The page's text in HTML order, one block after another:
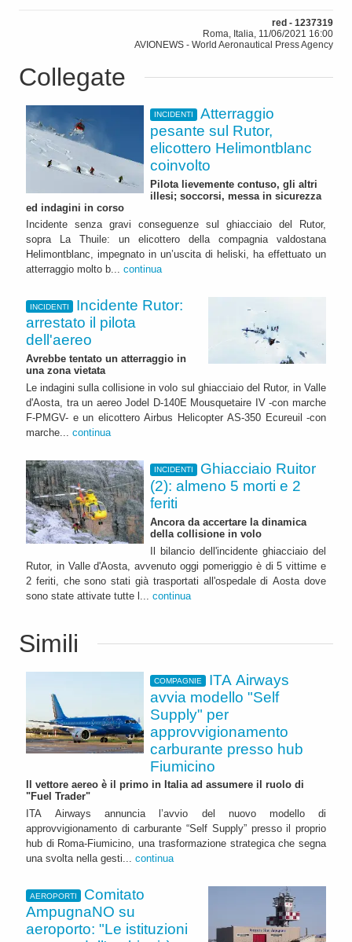
red - 1237319
Roma, Italia, 11/06/2021 16:00
AVIONEWS - World Aeronautical Press Agency
Collegate
INCIDENTI
Atterraggio
pesante sul Rutor,
elicottero Helimontblanc
coinvolto
Pilota lievemente contuso, gli altri
illesi; soccorsi, messa in sicurezza
ed indagini in corso
Incidente senza gravi conseguenze sul ghiacciaio del Rutor,
sopra La Thuile: un elicottero della compagnia valdostana
Helimontblanc, impegnato in un’uscita di heliski, ha effettuato un
atterraggio molto b... continua
INCIDENTI
Incidente Rutor:
arrestato il pilota
dell'aereo
Avrebbe tentato un atterraggio in
una zona vietata
Le indagini sulla collisione in volo sul ghiacciaio del Rutor, in Valle
d'Aosta, tra un aereo Jodel D-140E Mousquetaire IV -con marche
F-PMGV- e un elicottero Airbus Helicopter AS-350 Ecureuil -con
marche... continua
INCIDENTI
Ghiacciaio Ruitor
(2): almeno 5 morti e 2
feriti
Ancora da accertare la dinamica
della collisione in volo
Il bilancio dell'incidente ghiacciaio del
Rutor, in Valle d'Aosta, avvenuto oggi pomeriggio è di 5 vittime e
2 feriti, che sono stati già trasportati all'ospedale di Aosta dove
sono state attivate tutte l... continua
Simili
COMPAGNIE
ITA Airways
avvia modello "Self
Supply" per
approvvigionamento
carburante presso hub
Fiumicino
Il vettore aereo è il primo in Italia ad assumere il ruolo di
"Fuel Trader"
ITA Airways annuncia l’avvio del nuovo modello di
approvvigionamento di carburante “Self Supply” presso il proprio
hub di Roma-Fiumicino, una trasformazione strategica che segna
una svolta nella gesti... continua
AEROPORTI
Comitato
AmpugnaNO su
aeroporto: "Le istituzioni